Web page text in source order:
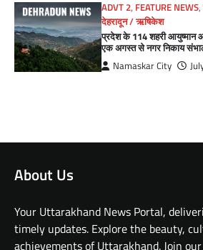
ADVT 2, FEATURE NEWS,
देहरादून / ऋषिकेश
प्रदेश के 114 शहरी आयुष्मान
एक अगस्त से नगर निकाय
Namaskar City
About Us
Your Uttarakhand News Portal,
timely updates. Explore the beauty,
achievements of Uttarakhand. Join